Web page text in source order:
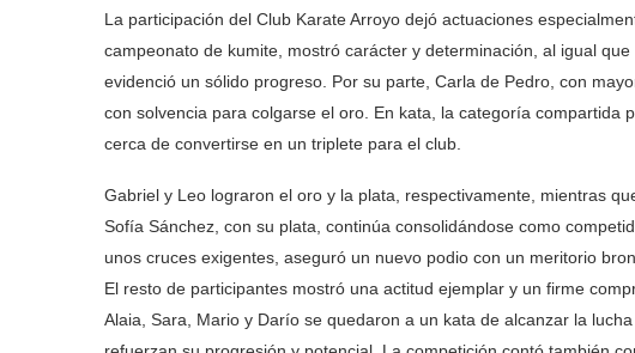
La participación del Club Karate Arroyo dejó actuaciones
campeonato de kumite, mostró carácter y determinación, al igual
evidenció un sólido progreso. Por su parte, Carla de Pedro, con
con solvencia para colgarse el oro. En kata, la categoría compartida
cerca de convertirse en un triplete para el club.
Gabriel y Leo lograron el oro y la plata, respectivamente, mientras
Sofía Sánchez, con su plata, continúa consolidándose como
unos cruces exigentes, aseguró un nuevo podio con un meritorio
El resto de participantes mostró una actitud ejemplar y un firme
Alaia, Sara, Mario y Darío se quedaron a un kata de alcanzar la